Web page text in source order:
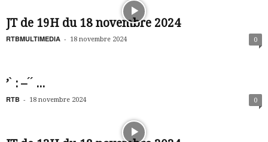
JT de 19H du 18 novembre 2024
RTBMULTIMEDIA - 18 novembre 2024 0
’ ̀ : – ́ ́ ...
RTB - 18 novembre 2024 0